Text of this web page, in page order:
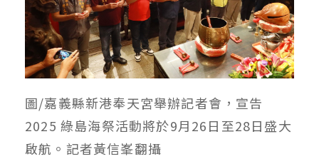
圖/嘉義縣新港奉天宮舉辦記者會，宣告
2025 綠島海祭活動將於9月26日至28日盛大
啟航。記者黃信峯翻攝